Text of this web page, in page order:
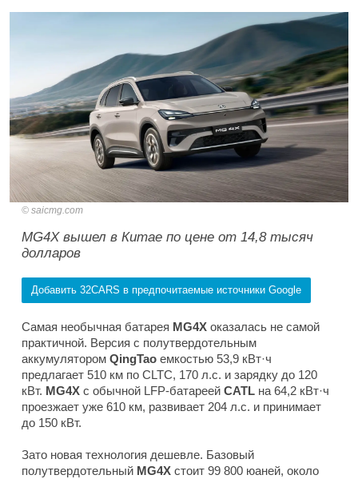
saicmg.com
MG4X вышел в Китае по цене от 14,8 тысяч
долларов
Добавить 32CARS в предпочитаемые источники Google
Самая необычная батарея MG4X оказалась не самой
практичной. Версия с полутвердотельным
аккумулятором QingTao емкостью 53,9 кВт·ч
предлагает 510 км по CLTC, 170 л.с. и зарядку до 120
кВт. MG4X с обычной LFP-батареей CATL на 64,2 кВт·ч
проезжает уже 610 км, развивает 204 л.с. и принимает
до 150 кВт.
Зато новая технология дешевле. Базовый
полутвердотельный MG4X стоит 99 800 юаней, около